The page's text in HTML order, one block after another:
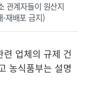
관계자들이 원산지
재배포 금지)
업체의 규제 건
농식품부는 설명